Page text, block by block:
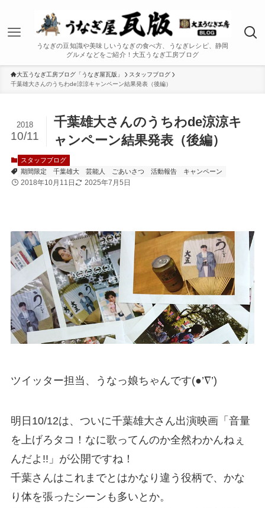
うなぎの豆知識や美味しいうなぎの食べ方、うなぎレシピ、静岡
グルメなどをご紹介！大五うなぎ工房ブログ
大五うなぎ工房ブログ「うなぎ屋瓦版」
スタッフブログ
千葉雄大さんのうちわde涼涼キャンペーン結果発表（後編）
千葉雄大さんのうちわde涼涼キ
ャンペーン結果発表（後編）
2018
10/11
スタッフブログ
期間限定
千葉雄大 芸能人 ごあいさつ 活動報告 キャンペーン
2018年10月11日 2025年7月5日
ツイッター担当、うなっ娘ちゃんです(●’∇’)
明日10/12は、ついに千葉雄大さん出演映画「音量
を上げろタコ！なに歌ってんのか全然わかんねぇ
んだよ!!」が公開ですね！
千葉さんはこれまでとはかなり違う役柄で、かな
り体を張ったシーンも多いとか。